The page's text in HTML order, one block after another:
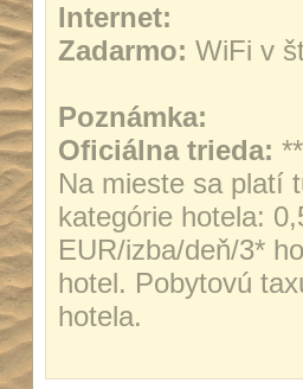
Internet:
Zadarmo: WiFi v
Poznámka:
Oficiálna trieda: **
Na mieste sa platí
kategórie hotela:
EUR/izba/deň/3*
hotel. Pobytovú
hotela.